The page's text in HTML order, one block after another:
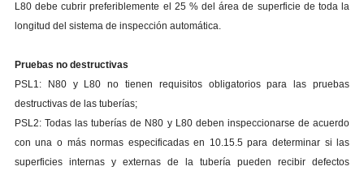
L80 debe cubrir preferiblemente el 25 % del área de superficie de toda la
longitud del sistema de inspección automática.
Pruebas no destructivas
PSL1: N80 y L80 no tienen requisitos obligatorios para las pruebas
destructivas de las tuberías;
PSL2: Todas las tuberías de N80 y L80 deben inspeccionarse de acuerdo
con una o más normas especificadas en 10.15.5 para determinar si las
superficies internas y externas de la tubería pueden recibir defectos